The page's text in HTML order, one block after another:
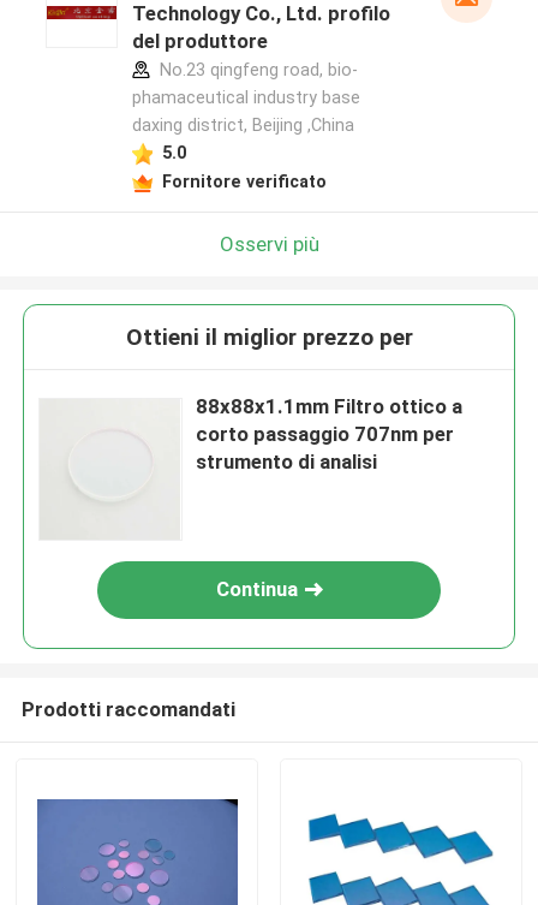
Technology Co., Ltd. profilo
del produttore
No.23 qingfeng road, bio-
phamaceutical industry base
daxing district, Beijing ,China
5.0
Fornitore verificato
Osservi più
Ottieni il miglior prezzo per
88x88x1.1mm Filtro ottico a
corto passaggio 707nm per
strumento di analisi
Continua
Prodotti raccomandati